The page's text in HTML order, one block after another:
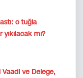
o tuğla
mı?
Vaadi ve Delege,